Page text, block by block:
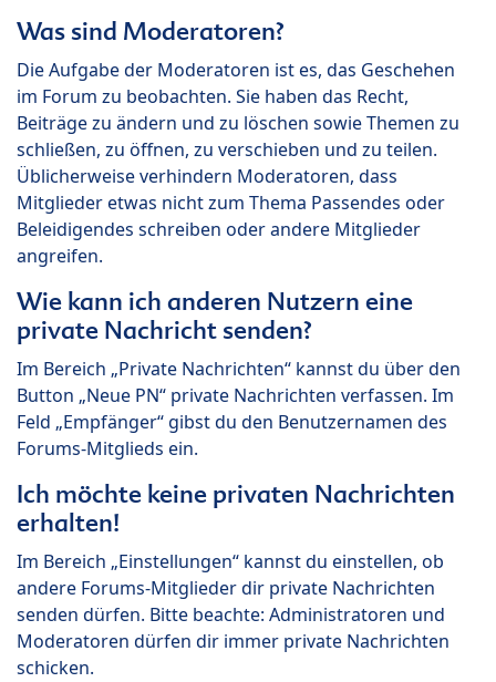
Was sind Moderatoren?
Die Aufgabe der Moderatoren ist es, das Geschehen
im Forum zu beobachten. Sie haben das Recht,
Beiträge zu ändern und zu löschen sowie Themen zu
schließen, zu öffnen, zu verschieben und zu teilen.
Üblicherweise verhindern Moderatoren, dass
Mitglieder etwas nicht zum Thema Passendes oder
Beleidigendes schreiben oder andere Mitglieder
angreifen.
Wie kann ich anderen Nutzern eine
private Nachricht senden?
Im Bereich „Private Nachrichten“ kannst du über den
Button „Neue PN“ private Nachrichten verfassen. Im
Feld „Empfänger“ gibst du den Benutzernamen des
Forums-Mitglieds ein.
Ich möchte keine privaten Nachrichten
erhalten!
Im Bereich „Einstellungen“ kannst du einstellen, ob
andere Forums-Mitglieder dir private Nachrichten
senden dürfen. Bitte beachte: Administratoren und
Moderatoren dürfen dir immer private Nachrichten
schicken.